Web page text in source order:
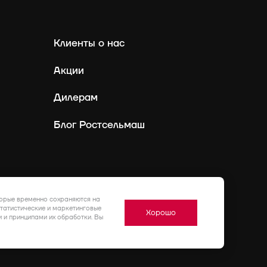
Клиенты о нас
Акции
Дилерам
Блог Ростсельмаш
временно сохраняются на
и маркетинговые
принципами их обработки. Вы
Хорошо